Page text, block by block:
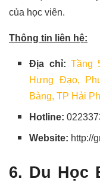
của học viên.
Thông tin liên hệ:
Địa chỉ: Tầng
Hưng Đạo,
Bàng, TP Hải
Hotline:
Website: http://
6. Du Học